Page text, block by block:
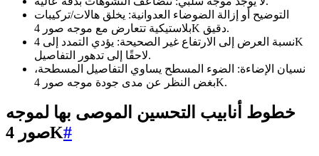
التوضيح أو إزالة الضوضاء العدوانية: يخلق هالات/تركيبات
بلاستيكية تتعارض مع موجه صور 4K دقيق.
نسبة العرض إلى الارتفاع غير الصحيحة: يؤدي التمدد إلى 4K
لاحقًا إلى تدهور التفاصيل.
نسيان الإضاءة: الضوء المسطح يساوي التفاصيل المسطحة،
بغض النظر عن مدى جودة موجه صور 4K.
خطوط أنابيب التحسين الموصى بها لموجه
صور 4K#